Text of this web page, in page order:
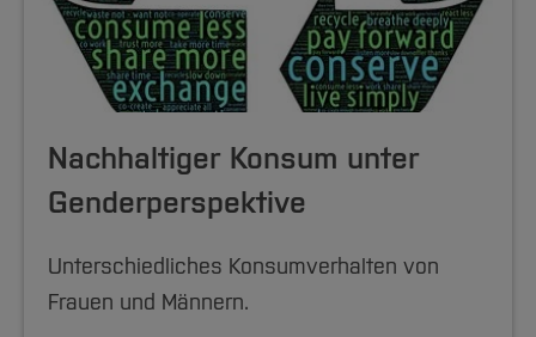
Nachhaltiger Konsum unter
Genderperspektive
Unterschiedliches Konsumverhalten von
Frauen und Männern.